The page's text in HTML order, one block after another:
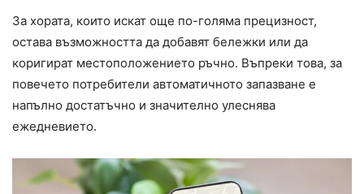
За хората, които искат още по-голяма прецизност,
остава възможността да добавят бележки или да
коригират местоположението ръчно. Въпреки това, за
повечето потребители автоматичното запазване е
напълно достатъчно и значително улеснява
ежедневието.